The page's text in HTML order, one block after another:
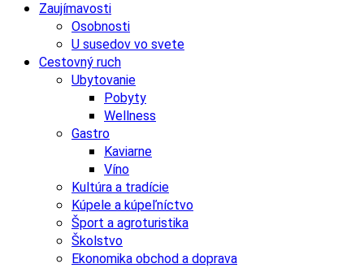
Zaujímavosti
Osobnosti
U susedov vo svete
Cestovný ruch
Ubytovanie
Pobyty
Wellness
Gastro
Kaviarne
Víno
Kultúra a tradície
Kúpele a kúpeľníctvo
Šport a agroturistika
Školstvo
Ekonomika obchod a doprava